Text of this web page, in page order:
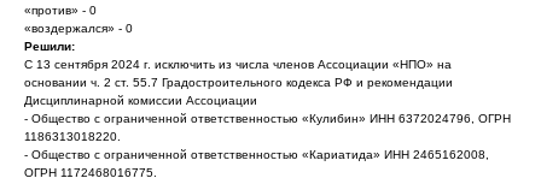
«против» - 0
«воздержался» - 0
Решили:
С 13 сентября 2024 г. исключить из числа членов Ассоциации «НПО» на
основании ч. 2 ст. 55.7 Градостроительного кодекса РФ и рекомендации
Дисциплинарной комиссии Ассоциации
- Общество с ограниченной ответственностью «Кулибин» ИНН 6372024796, ОГРН
1186313018220.
- Общество с ограниченной ответственностью «Кариатида» ИНН 2465162008,
ОГРН 1172468016775.